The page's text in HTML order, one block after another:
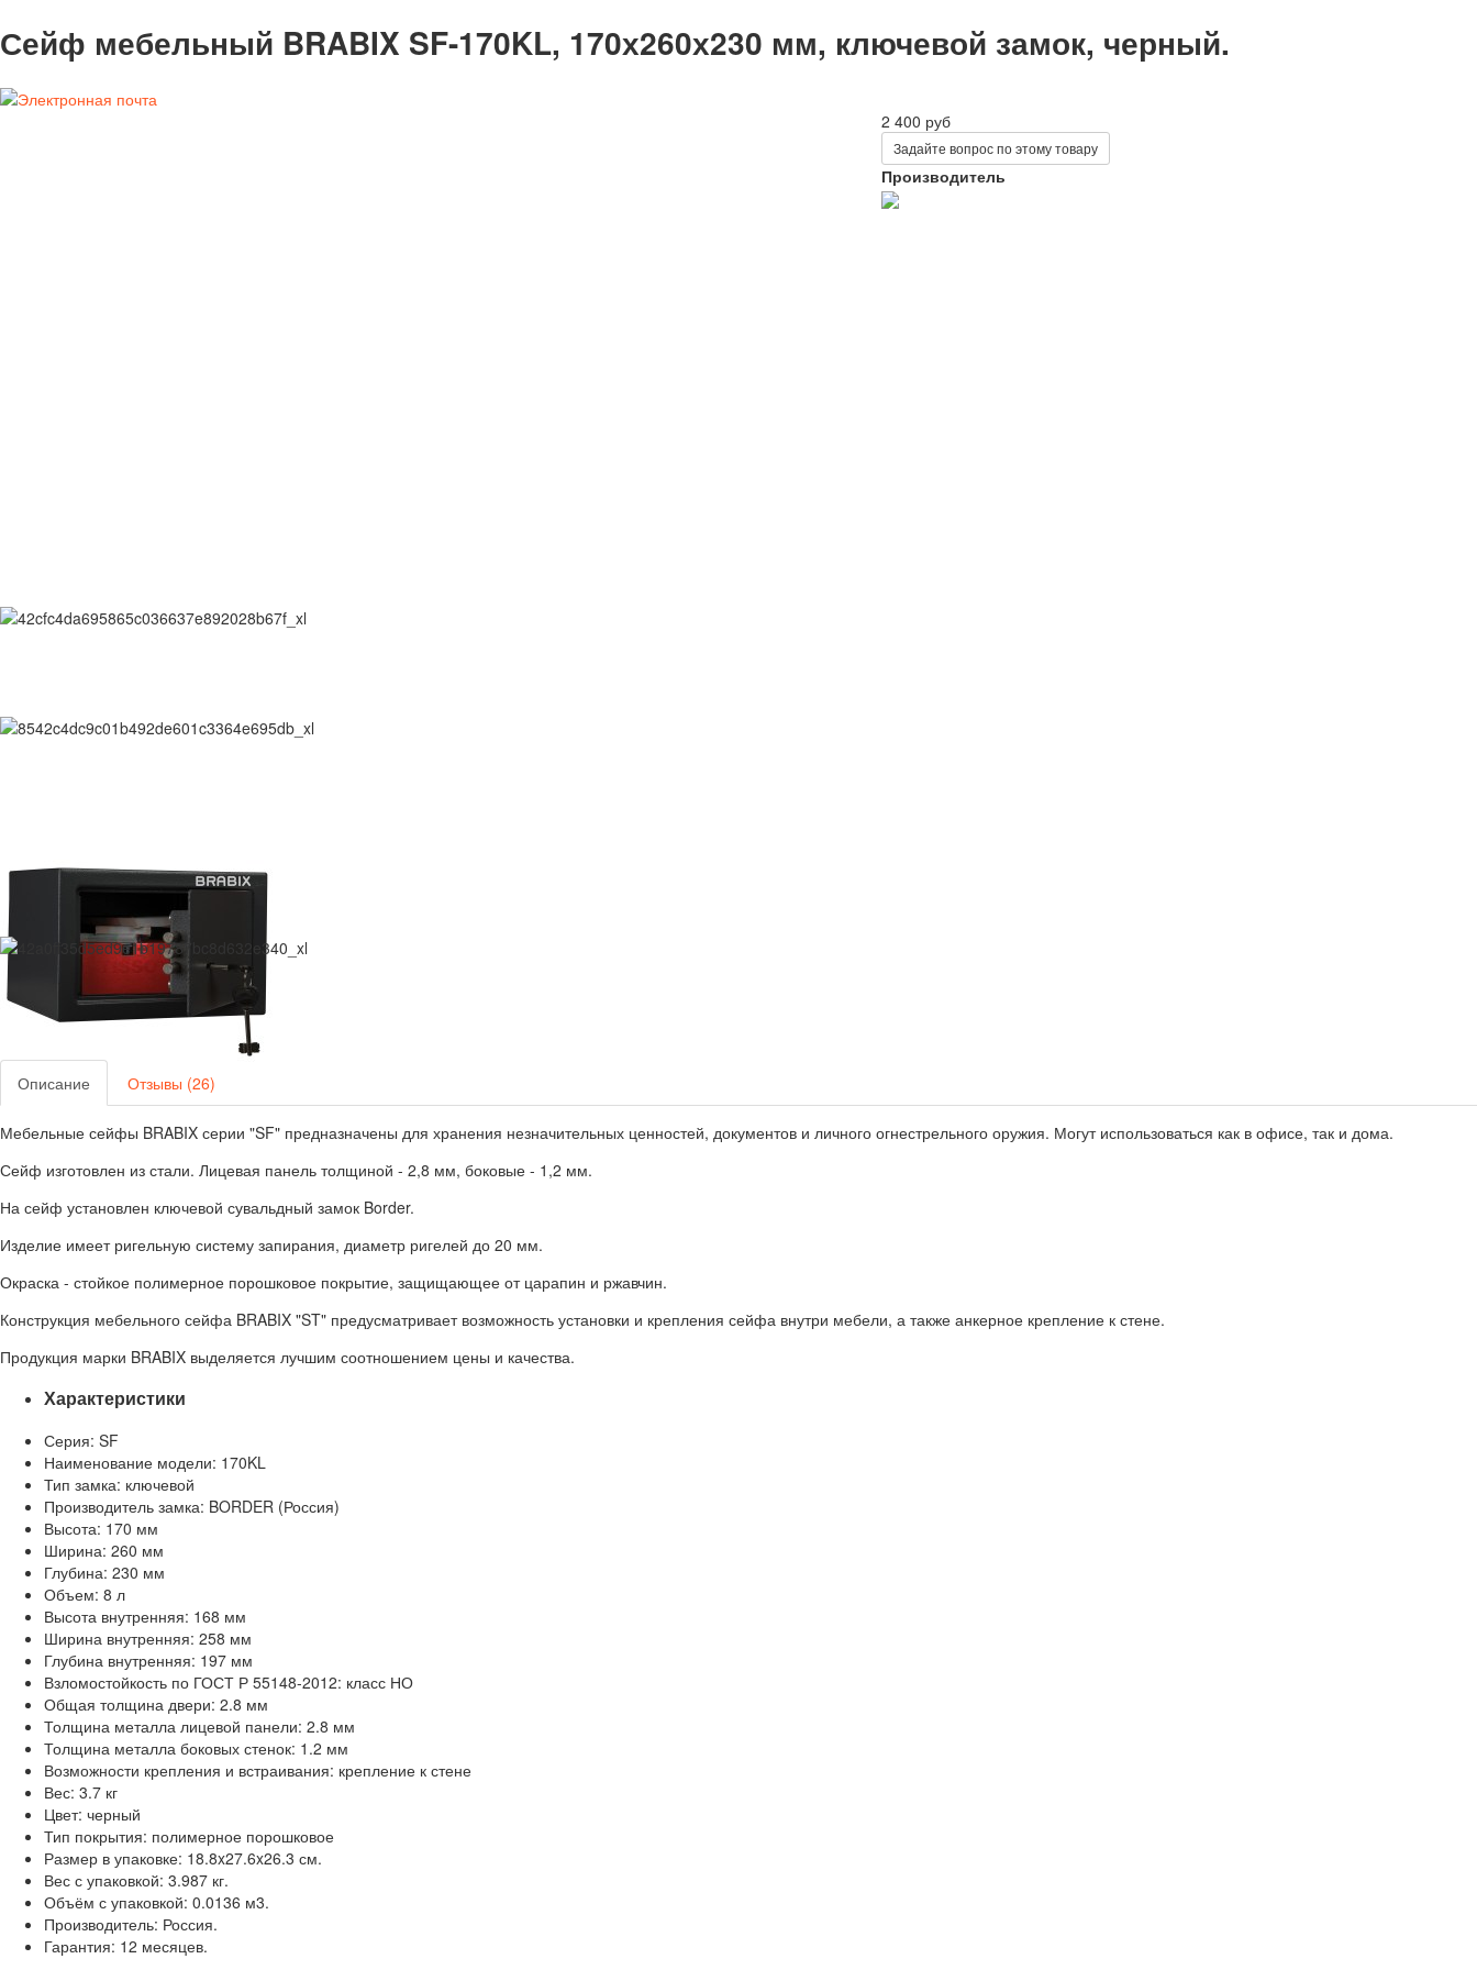
Сейф мебельный BRABIX SF-170KL, 170х260х230 мм, ключевой замок, черный.
2 400 руб
Задайте вопрос по этому товару
Производитель
Описание Отзывы (26)
Мебельные сейфы BRABIX серии "SF" предназначены для хранения незначительных ценностей, документов и личного огнестрельного оружия. Могут использоваться как в офисе, так и дома.
Сейф изготовлен из стали. Лицевая панель толщиной - 2,8 мм, боковые - 1,2 мм.
На сейф установлен ключевой сувальдный замок Border.
Изделие имеет ригельную систему запирания, диаметр ригелей до 20 мм.
Окраска - стойкое полимерное порошковое покрытие, защищающее от царапин и ржавчин.
Конструкция мебельного сейфа BRABIX "ST" предусматривает возможность установки и крепления сейфа внутри мебели, а также анкерное крепление к стене.
Продукция марки BRABIX выделяется лучшим соотношением цены и качества.
Характеристики
Серия: SF
Наименование модели: 170KL
Тип замка: ключевой
Производитель замка: BORDER (Россия)
Высота: 170 мм
Ширина: 260 мм
Глубина: 230 мм
Объем: 8 л
Высота внутренняя: 168 мм
Ширина внутренняя: 258 мм
Глубина внутренняя: 197 мм
Взломостойкость по ГОСТ Р 55148-2012: класс НО
Общая толщина двери: 2.8 мм
Толщина металла лицевой панели: 2.8 мм
Толщина металла боковых стенок: 1.2 мм
Возможности крепления и встраивания: крепление к стене
Вес: 3.7 кг
Цвет: черный
Тип покрытия: полимерное порошковое
Размер в упаковке: 18.8x27.6x26.3 см.
Вес с упаковкой: 3.987 кг.
Объём с упаковкой: 0.0136 м3.
Производитель: Россия.
Гарантия: 12 месяцев.